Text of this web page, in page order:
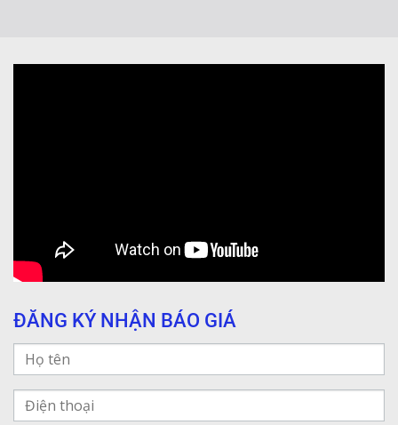
ĐĂNG KÝ NHẬN BÁO GIÁ